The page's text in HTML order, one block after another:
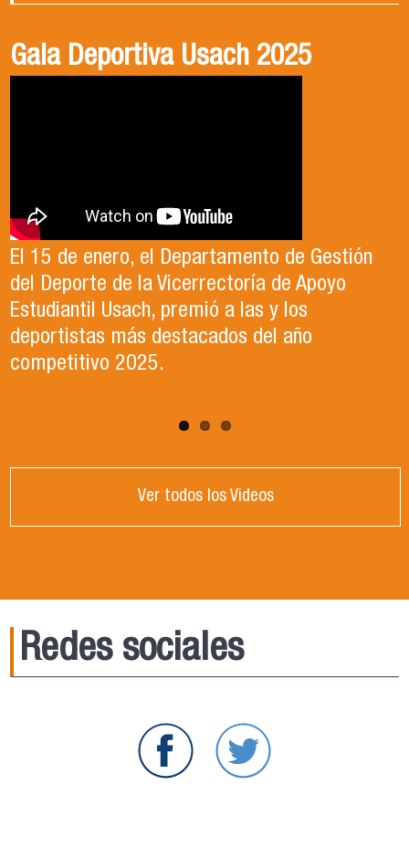
Gala Deportiva Usach 2025
El 15 de enero, el Departamento de Gestión
del Deporte de la Vicerrectoría de Apoyo
Estudiantil Usach, premió a las y los
deportistas más destacados del año
competitivo 2025.
Usach en el Territorio, capítulo 2
En este segundo capítulo conoceremos el
Proyecto Ludo Inclusión, liderado por el
profesor Claudio Farías y estudiantes de
Pedagogía en Educación Física de la Facultad
de Ciencias Médicas de la Uni
Candidatura Director de Escuela
Te invitamos a revisar el video de nuestro
candidato , el Dr. Celso Sanchez para el cargo
de Director de Escuela período 2025-2026.
Ver todos los Videos
Redes sociales